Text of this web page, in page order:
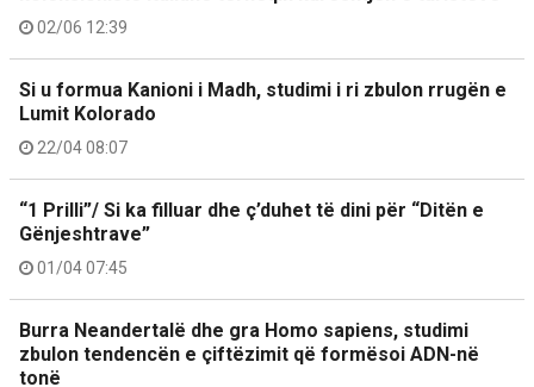
02/06 12:39
Si u formua Kanioni i Madh, studimi i ri zbulon rrugën e
Lumit Kolorado
22/04 08:07
“1 Prilli”/ Si ka filluar dhe ç’duhet të dini për “Ditën e
Gënjeshtrave”
01/04 07:45
Burra Neandertalë dhe gra Homo sapiens, studimi
zbulon tendencën e çiftëzimit që formësoi ADN-në
tonë